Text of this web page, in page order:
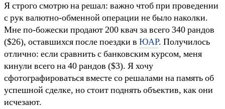
Я строго смотрю на решал: важно чтоб при проведении
с рук валютно-обменной операции не было наколки.
Мне по-божески продают 200 квач за всего 340 рандов
($26), оставшихся после поездки в ЮАР. Получилось
отлично: если сравнить с банковским курсом, меня
кинули всего на 40 рандов ($3). Я хочу
сфотографироваться вместе со решалами на память об
успешной сделке, но стоит поднять объектив, как они
исчезают.